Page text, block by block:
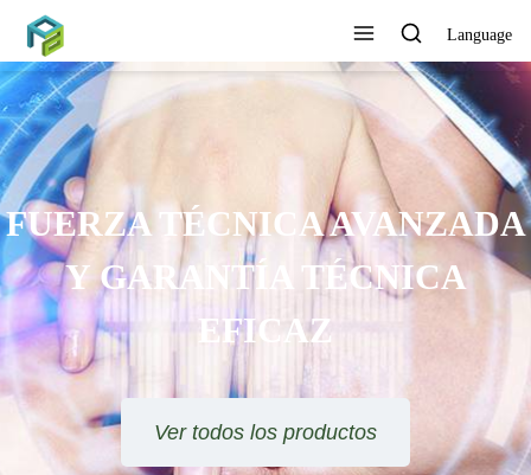
Language
FUERZA TÉCNICA AVANZADA
Y GARANTÍA TÉCNICA
EFICAZ
Ver todos los productos